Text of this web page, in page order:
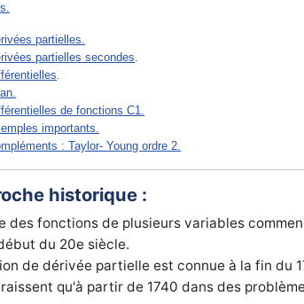
partielles.
partielles secondes.
.
de fonctions C1.
importants.
: Taylor- Young ordre 2.
historique :
des fonctions de plusieurs variables
du 20e siècle.
de dérivée partielle est connue à la fin du
qu'à partir de 1740 dans des